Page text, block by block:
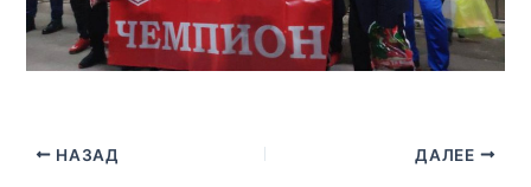
НАЗАД ДАЛЕЕ